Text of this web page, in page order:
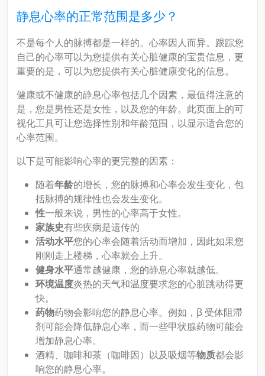
静息心率的正常范围是多少？
不是每个人的脉搏都是一样的。心率因人而异。跟踪您
自己的心率可以为您提供有关心脏健康的宝贵信息，更
重要的是，可以为您提供有关心脏健康变化的信息。
健康或不健康的静息心率包括几个因素，最值得注意的
是，您是男性还是女性，以及您的年龄。此页面上的可
视化工具可让您选择性别和年龄范围，以显示适合您的
心率范围。
以下是可能影响心率的更完整的因素：
随着年龄的增长，您的脉搏和心率会发生变化，包
括脉搏的规律性也会发生变化。
性一般来说，男性的心率高于女性。
家族史有些疾病是遗传的
活动水平您的心率会随着活动而增加，因此如果您
刚刚走上楼梯，心率就会上升。
健身水平通常越健康，您的静息心率就越低。
环境温度炎热的天气和温度要求您的心脏跳动得更
快。
药物药物会影响您的静息心率。例如，β 受体阻滞
剂可能会降低静息心率，而一些甲状腺药物可能会
增加静息心率。
酒精、咖啡和茶（咖啡因）以及吸烟等物质都会影
响您的静息心率。